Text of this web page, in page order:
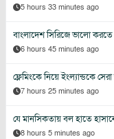
5 hours 33 minutes ago
বাংলাদেশ সিরিজে ভালো
6 hours 45 minutes ago
ফ্লেমিংকে নিয়ে ইংল্যান্ডকে
7 hours 25 minutes ago
যে মানসিকতায় বল হাতে
8 hours 5 minutes ago